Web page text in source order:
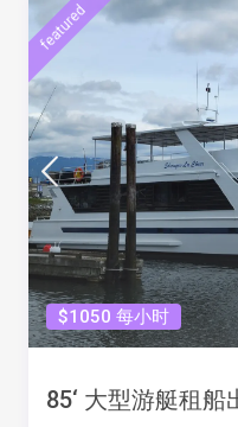
$1050 每小时
featured
85‘ 大型游艇租